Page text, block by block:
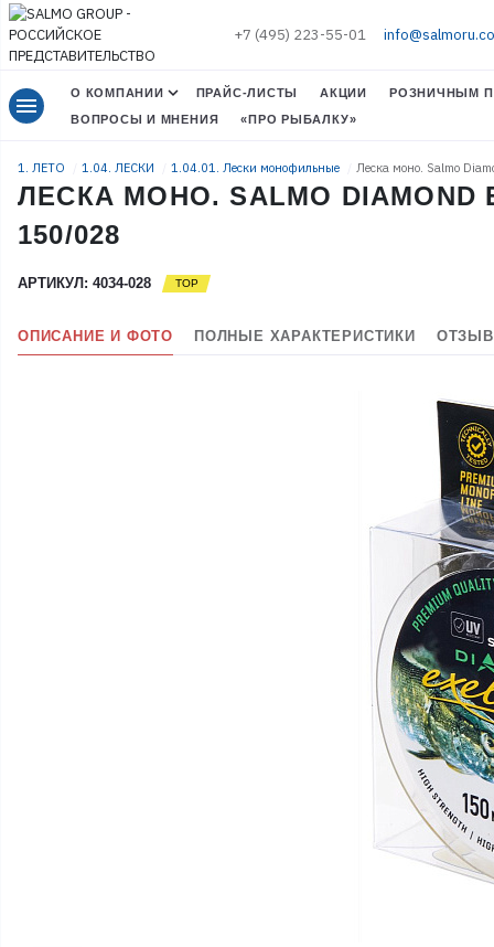
+7 (495) 223-55-01
menu О КОМПАНИИ ПРАЙС-ЛИСТЫ АКЦИИ
РОЗНИЧНЫМ
ВОПРОСЫ И МНЕНИЯ
«ПРО РЫБАЛКУ»
1. ЛЕТО 1.04. ЛЕСКИ 1.04.01. Лески монофильные Леска моно. Salmo
ЛЕСКА МОНО. SALMO DIAMOND
150/028
АРТИКУЛ: 4034-028
ОПИСАНИЕ И ФОТО ПОЛНЫЕ ХАРАКТЕРИСТИКИ